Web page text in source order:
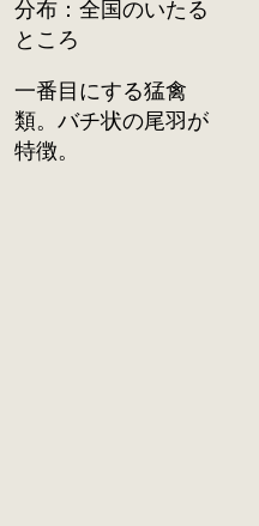
分布：全国のいたる
ところ
一番目にする猛禽
類。バチ状の尾羽が
特徴。